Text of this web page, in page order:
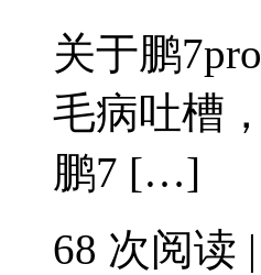
关于鹏
毛病吐槽
鹏7 […]
68 次阅读 |